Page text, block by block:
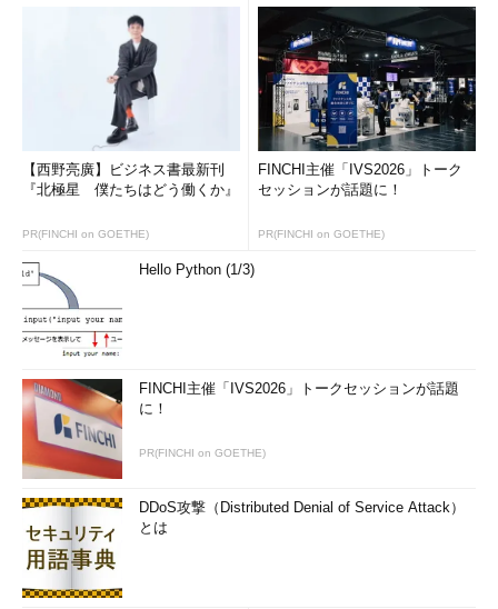
【西野亮廣】ビジネス書最新刊
『北極星 僕たちはどう働くか』
PR(FINCHI on GOETHE)
FINCHI主催「IVS2026」トーク
セッションが話題に！
PR(FINCHI on GOETHE)
Hello Python (1/3)
FINCHI主催「IVS2026」トークセッションが話題
に！
PR(FINCHI on GOETHE)
DDoS攻撃（Distributed Denial of Service Attack）
とは